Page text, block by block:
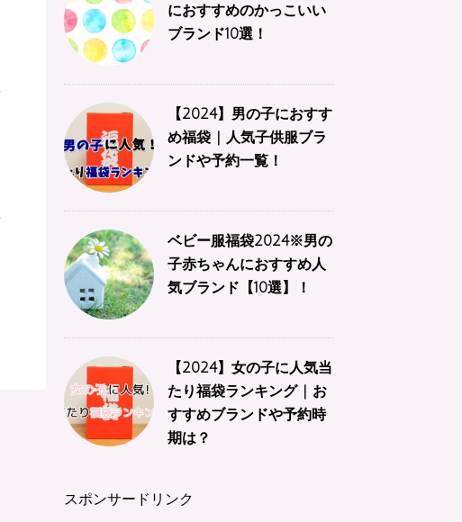
におすすめのかっこいい
ブランド10選！
【2024】男の子におすす
め福袋 | 人気子供服ブラ
ンドや予約一覧！
ベビー服福袋2024※男の
子赤ちゃんにおすすめ人
気ブランド【10選】！
【2024】女の子に人気当
たり福袋ランキング | お
すすめブランドや予約時
期は？
スポンサードリンク